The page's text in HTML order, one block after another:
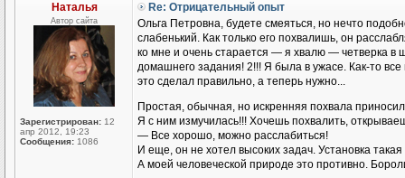
Наталья
Автор сайта
Зарегистрирован: 12
апр 2012, 19:23
Сообщения: 1086
Re: Отрицательный опыт
Ольга Петровна, будете смеяться, но нечто
слабенький. Как только его похвалишь, он
ко мне и очень старается — я хвалю — четверка
домашнего задания! 2!!! Я была в ужасе. Как-то
это сделал правильно, а теперь нужно...
Простая, обычная, но искренняя похвала
Я с ним измучилась!!! Хочешь похвалить,
— Все хорошо, можно расслабиться!
И еще, он не хотел высоких задач. Установка
А моей человеческой природе это противно.